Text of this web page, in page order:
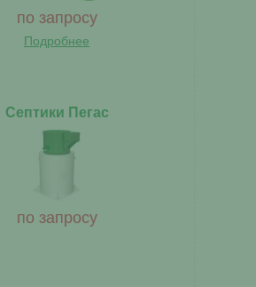
по запросу
Подробнее
Септики Пегас
по запросу